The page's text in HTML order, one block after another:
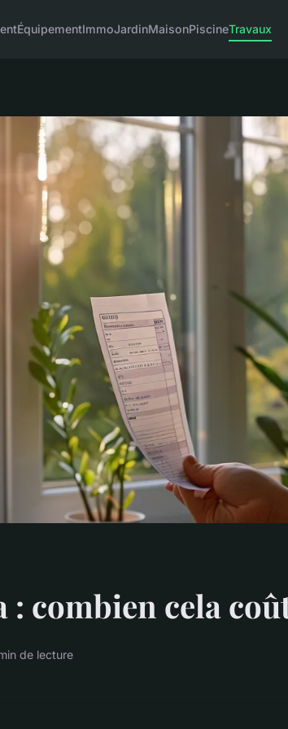
ÉquipementImmoJardinMaisonPiscineTravaux
: combien cela
de lecture